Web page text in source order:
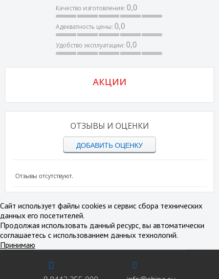
Качество изготовления: 0,0
Адекватность цены: 0,0
Удобство эксплуатации: 0,0
АКЦИИ
ОТЗЫВЫ И ОЦЕНКИ
ДОБАВИТЬ ОЦЕНКУ
Отзывы отсутствуют.
Сайт использует файлы cookies и сервис сбора технических
данных его посетителей.
Продолжая использовать данный ресурс, вы автоматически
соглашаетесь с использованием данных технологий.
Принимаю